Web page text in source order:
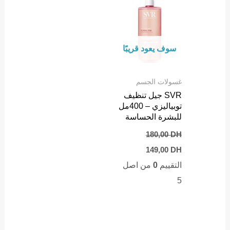
سوف يعود قريبًا
غسولات الجسم
SVR جيل تنظيف
توبياليزي – 400مل
للبشرة الحساسة
180,00DH
Original
was:
149,00 DH
is:
التقييم0 من اصل
5